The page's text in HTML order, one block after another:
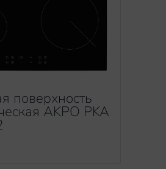
поверхность
AKPO PKA